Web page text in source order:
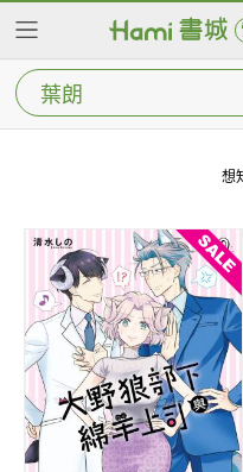
想